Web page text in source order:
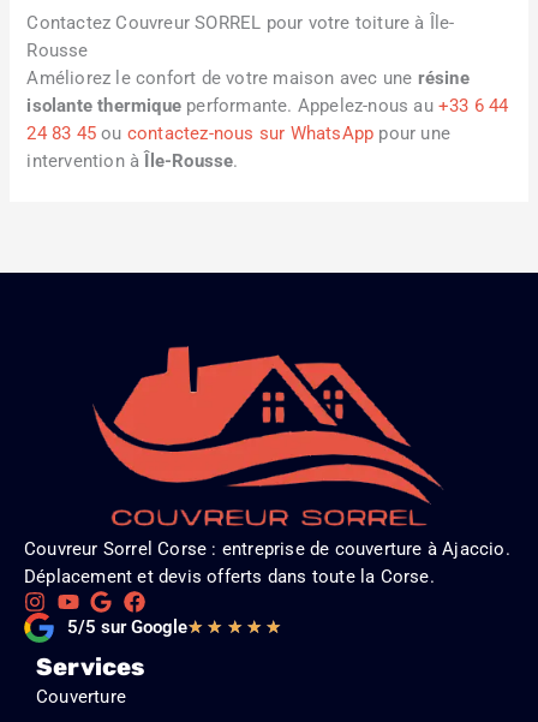
Contactez Couvreur SORREL pour votre toiture à Île-
Rousse
Améliorez le confort de votre maison avec une résine
isolante thermique performante. Appelez-nous au+33 6 44
24 83 45 ou contactez-nous sur WhatsApp pour une
intervention à
Île-Rousse.
Couvreur Sorrel Corse : entreprise de couverture à Ajaccio.
Déplacement et devis offerts dans toute la Corse.
5/5 sur Google★ ★ ★ ★ ★Noté
Services
Couverture